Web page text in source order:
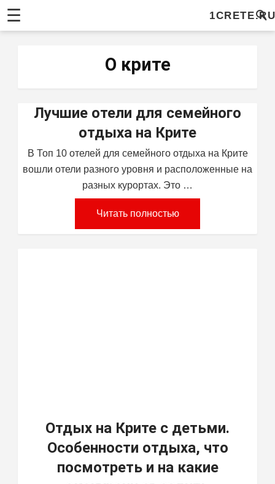
☰
О крите
Лучшие отели для семейного
отдыха на Крите
В Топ 10 отелей для семейного отдыха на Крите
вошли отели разного уровня и расположенные на
разных курортах. Это …
Читать полностью
Отдых на Крите с детьми.
Особенности отдыха, что
посмотреть и на какие